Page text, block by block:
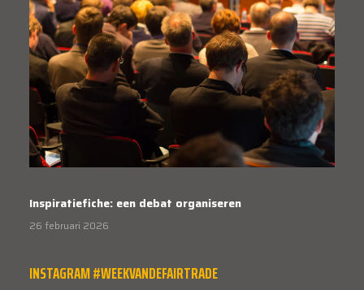
Inspiratiefiche: een debat organiseren
26 februari 2026
INSTAGRAM #WEEKVANDEFAIRTRADE